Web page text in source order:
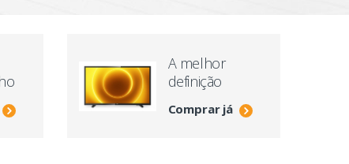
A melhor
definição
Comprar já